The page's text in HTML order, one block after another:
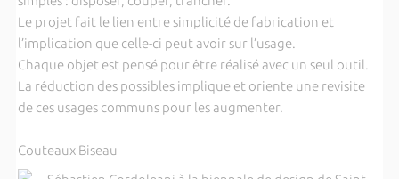
Le projet fait le lien entre simplicité de fabrication et
l’implication que celle-ci peut avoir sur l’usage.
Chaque objet est pensé pour être réalisé avec un seul outil.
La réduction des possibles implique et oriente une revisite
de ces usages communs pour les augmenter.
Couteaux Biseau